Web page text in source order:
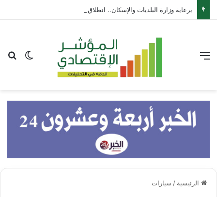
الوضع
الرئيسية / سيارات